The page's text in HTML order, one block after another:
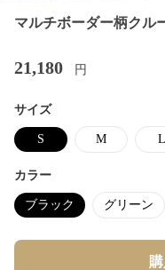
マルチボーダー柄クル
21,180 円
サイズ
S M L
カラー
ブラック グリーン